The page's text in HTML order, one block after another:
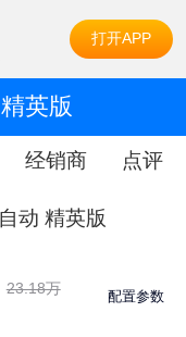
打开APP
英版
经销商 点评
动 精英版
23.18万 配置参数